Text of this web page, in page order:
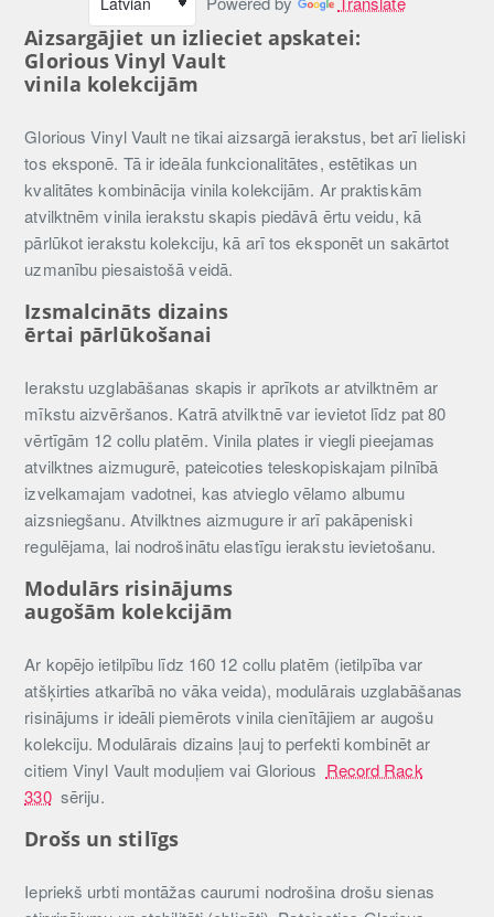
Aizsargājiet un izlieciet apskatei:
Glorious Vinyl Vault
vinila kolekcijām
Glorious Vinyl Vault ne tikai aizsargā ierakstus, bet arī lieliski
tos eksponē. Tā ir ideāla funkcionalitātes, estētikas un
kvalitātes kombinācija vinila kolekcijām. Ar praktiskām
atvilktnēm vinila ierakstu skapis piedāvā ērtu veidu, kā
pārlūkot ierakstu kolekciju, kā arī tos eksponēt un sakārtot
uzmanību piesaistošā veidā.
Izsmalcināts dizains
ērtai pārlūkošanai
Ierakstu uzglabāšanas skapis ir aprīkots ar atvilktnēm ar
mīkstu aizvēršanos. Katrā atvilktnē var ievietot līdz pat 80
vērtīgām 12 collu platēm. Vinila plates ir viegli pieejamas
atvilktnes aizmugurē, pateicoties teleskopiskajam pilnībā
izvelkamajam vadotnei, kas atvieglo vēlamo albumu
aizsniegšanu. Atvilktnes aizmugure ir arī pakāpeniski
regulējama, lai nodrošinātu elastīgu ierakstu ievietošanu.
Modulārs risinājums
augošām kolekcijām
Ar kopējo ietilpību līdz 160 12 collu platēm (ietilpība var
atšķirties atkarībā no vāka veida), modulārais uzglabāšanas
risinājums ir ideāli piemērots vinila cienītājiem ar augošu
kolekciju. Modulārais dizains ļauj to perfekti kombinēt ar
citiem Vinyl Vault moduļiem vai Glorious Record Rack
330sēriju.
Drošs un stilīgs
Iepriekš urbti montāžas caurumi nodrošina drošu sienas